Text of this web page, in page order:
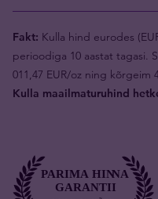
Fakt: Kulla hind eurodes
perioodiga 10 aastat tagasi.
011,47 EUR/oz ning kõrgeim
Kulla maailmaturuhind